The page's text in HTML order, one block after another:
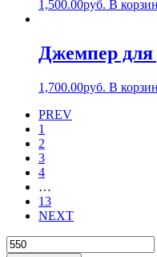
1,500.00руб. В
Джемпер для
1,700.00руб. В
PREV
1
2
3
4
…
13
NEXT